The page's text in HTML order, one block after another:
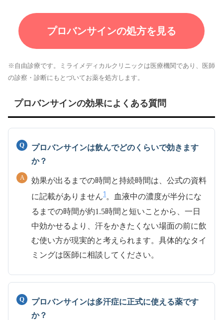
プロバンサインの処方を見る
※自由診療です。ミライメディカルクリニックは医療機関であり、医師
の診察・診断にもとづいてお薬を処方します。
プロバンサインの効果によくある質問
プロバンサインは飲んでどのくらいで効きます
か？
効果が出るまでの時間と持続時間は、公式の資料
に記載がありません1。血液中の濃度が半分にな
るまでの時間が約1.5時間と短いことから、一日
中効かせるより、汗をかきたくない場面の前に飲
む使い方が現実的と考えられます。具体的なタイ
ミングは医師に相談してください。
プロバンサインは多汗症に正式に使える薬です
か？